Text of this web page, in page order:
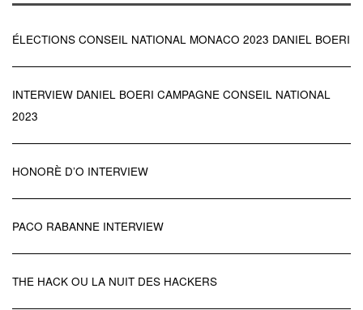
ÉLECTIONS CONSEIL NATIONAL MONACO 2023 DANIEL BOERI
INTERVIEW DANIEL BOERI CAMPAGNE CONSEIL NATIONAL
2023
HONORÈ D’O INTERVIEW
PACO RABANNE INTERVIEW
THE HACK OU LA NUIT DES HACKERS